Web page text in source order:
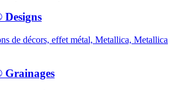
de décors, effet métal, Metallica, Metallica